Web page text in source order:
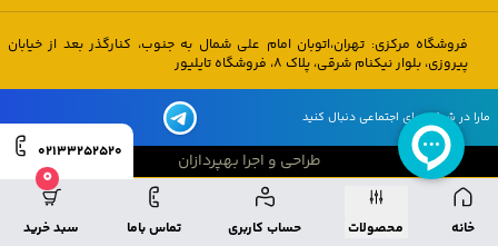
خانه محصولات حساب کاربری تماس باما
0
سبد خرید
02133252520
فروشگاه مرکزی: تهران،اتوبان امام علی شمال به جنوب، کنارگذر بعد از خیابان
پیروزی، بلوار نیکنام شرقی، پلاک 8، فروشگاه تایلیور
مارا در شبکه های اجتماعی دنبال کنید
طراحی و اجرا بهپردازان
طراحی و اجرا بهپردازان